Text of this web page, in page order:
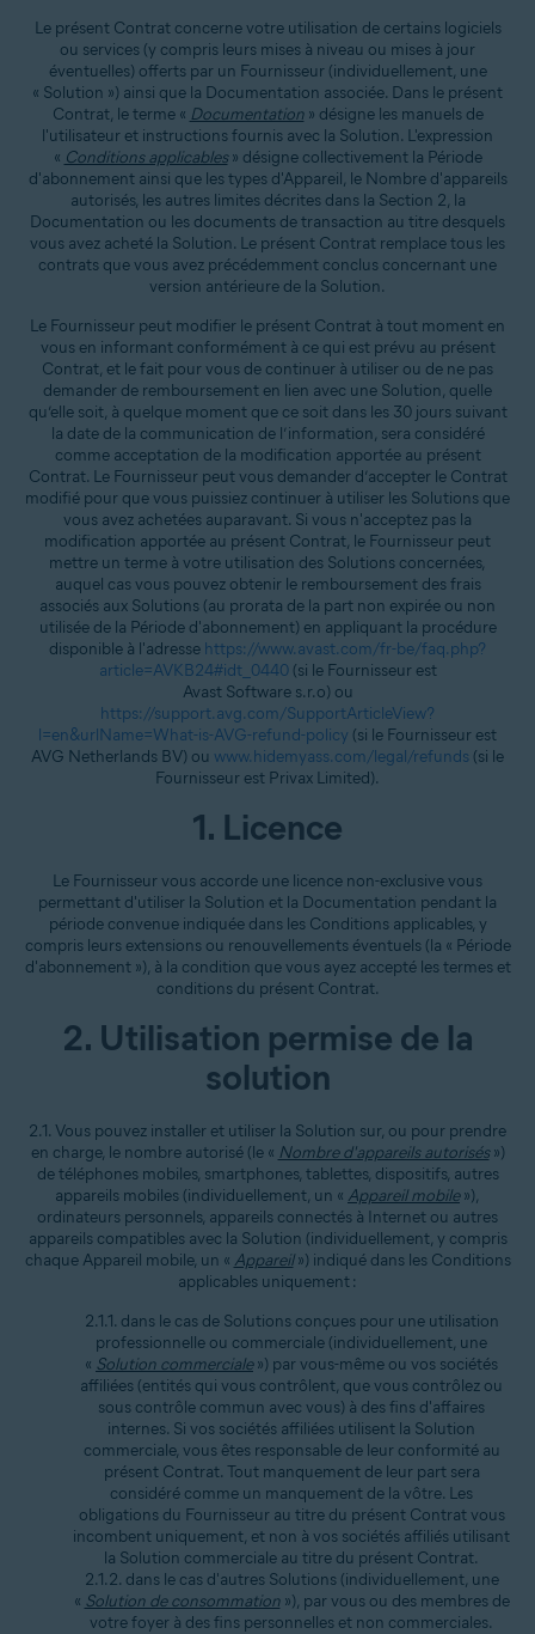
Le présent Contrat concerne votre utilisation de certains logiciels
ou services (y compris leurs mises à niveau ou mises à jour
éventuelles) offerts par un Fournisseur (individuellement, une
« Solution ») ainsi que la Documentation associée. Dans le présent
Contrat, le terme « Documentation» désigne les manuels de
l'utilisateur et instructions fournis avec la Solution. L'expression
« Conditions applicables» désigne collectivement la Période
d'abonnement ainsi que les types d'Appareil, le Nombre d'appareils
autorisés, les autres limites décrites dans la Section 2, la
Documentation ou les documents de transaction au titre desquels
vous avez acheté la Solution. Le présent Contrat remplace tous les
contrats que vous avez précédemment conclus concernant une
version antérieure de la Solution.
Le Fournisseur peut modifier le présent Contrat à tout moment en
vous en informant conformément à ce qui est prévu au présent
Contrat, et le fait pour vous de continuer à utiliser ou de ne pas
demander de remboursement en lien avec une Solution, quelle
qu’elle soit, à quelque moment que ce soit dans les 30 jours suivant
la date de la communication de l’information, sera considéré
comme acceptation de la modification apportée au présent
Contrat. Le Fournisseur peut vous demander d’accepter le Contrat
modifié pour que vous puissiez continuer à utiliser les Solutions que
vous avez achetées auparavant. Si vous n'acceptez pas la
modification apportée au présent Contrat, le Fournisseur peut
mettre un terme à votre utilisation des Solutions concernées,
auquel cas vous pouvez obtenir le remboursement des frais
associés aux Solutions (au prorata de la part non expirée ou non
utilisée de la Période d'abonnement) en appliquant la procédure
disponible à l'adresse https://www.avast.com/fr-be/faq.php?
article=AVKB24#idt_0440(si le Fournisseur est
Avast Software s.r.o) ou
https://support.avg.com/SupportArticleView?
l=en&urlName=What-is-AVG-refund-policy (si le Fournisseur est
AVG Netherlands BV) ou www.hidemyass.com/legal/refunds (si le
Fournisseur est Privax Limited).
1. Licence
Le Fournisseur vous accorde une licence non-exclusive vous
permettant d'utiliser la Solution et la Documentation pendant la
période convenue indiquée dans les Conditions applicables, y
compris leurs extensions ou renouvellements éventuels (la « Période
d'abonnement »), à la condition que vous ayez accepté les termes et
conditions du présent Contrat.
2. Utilisation permise de la
solution
2.1. Vous pouvez installer et utiliser la Solution sur, ou pour prendre
en charge, le nombre autorisé (le « Nombre d'appareils autorisés»)
de téléphones mobiles, smartphones, tablettes, dispositifs, autres
appareils mobiles (individuellement, un « Appareil mobile»),
ordinateurs personnels, appareils connectés à Internet ou autres
appareils compatibles avec la Solution (individuellement, y compris
chaque Appareil mobile, un « Appareil») indiqué dans les Conditions
applicables uniquement :
2.1.1. dans le cas de Solutions conçues pour une utilisation
professionnelle ou commerciale (individuellement, une
« Solution commerciale») par vous-même ou vos sociétés
affiliées (entités qui vous contrôlent, que vous contrôlez ou
sous contrôle commun avec vous) à des fins d'affaires
internes. Si vos sociétés affiliées utilisent la Solution
commerciale, vous êtes responsable de leur conformité au
présent Contrat. Tout manquement de leur part sera
considéré comme un manquement de la vôtre. Les
obligations du Fournisseur au titre du présent Contrat vous
incombent uniquement, et non à vos sociétés affiliés utilisant
la Solution commerciale au titre du présent Contrat.
2.1.2. dans le cas d'autres Solutions (individuellement, une
« Solution de consommation»), par vous ou des membres de
votre foyer à des fins personnelles et non commerciales.